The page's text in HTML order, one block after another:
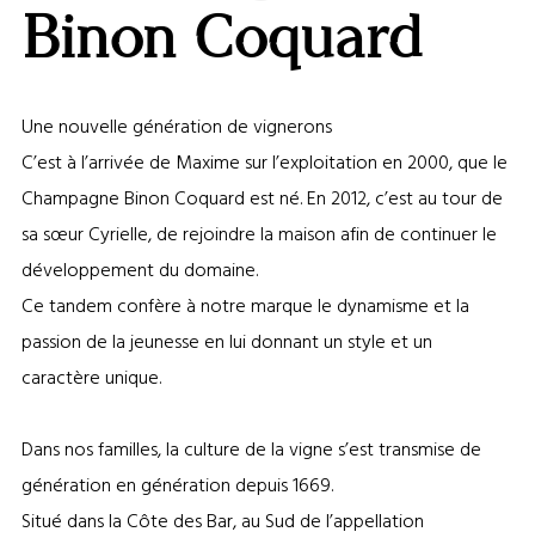
Binon Coquard
Une nouvelle génération de vignerons
C’est à l’arrivée de Maxime sur l’exploitation en 2000, que le
Champagne Binon Coquard est né. En 2012, c’est au tour de
sa sœur Cyrielle, de rejoindre la maison afin de continuer le
développement du domaine.
Ce tandem confère à notre marque le dynamisme et la
passion de la jeunesse en lui donnant un style et un
caractère unique.
Dans nos familles, la culture de la vigne s’est transmise de
génération en génération depuis 1669.
Situé dans la Côte des Bar, au Sud de l’appellation